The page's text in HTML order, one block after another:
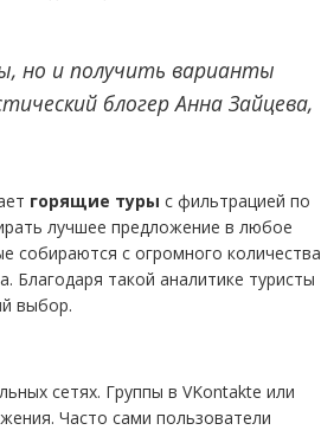
но и получить варианты
блогер Анна Зайцева,
горящие туры с фильтрацией по
лучшее предложение в любое
собираются с огромного количества
Благодаря такой аналитике туристы
выбор.
сетях. Группы в VKontakte или
Часто сами пользователи